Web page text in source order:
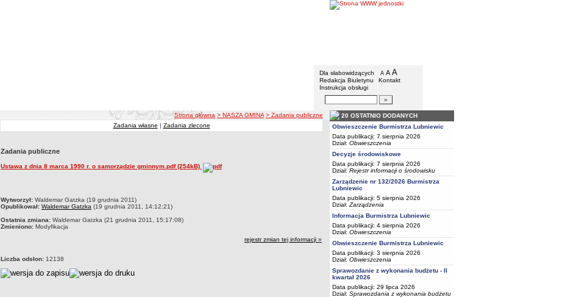
BIP - Urząd Miejski w Lubniewicach
Menu dodatkowe
Dla słabowidzących A pomniejsz czcionkę
A standardowy rozmiar czcionki
A
Redakcja Biuletynu
Kontakt
Instrukcja obsługi
Wyszukiwarka artykułów
ścieżka nawigacji
Strona główna > NASZA GMINA > Zadania publiczne
Zadania własne | Zadania zlecone
Zadania publiczne
Ustawa z dnia 8 marca 1990 r. o samorządzie gminnym.pdf (254kB)
metryczka
Wytworzył: Waldemar Gatzka (19 grudnia 2011)
Opublikował: Waldemar Gatzka (19 grudnia 2011, 14:12:21)
Ostatnia zmiana: Waldemar Gatzka (21 grudnia 2011, 15:17:08)
Zmieniono: Modyfikacja
rejestr zmian tej informacji »
Liczba odsłon: 12138
20 OSTATNIO DODANYCH
Obwieszczenie Burmistrza Lubniewic
Data publikacji: 7 sierpnia 2026
Dział: Obwieszczenia
Decyzje środowiskowe
Data publikacji: 7 sierpnia 2026
Dział: Rejestr informacji o środowisku
Zarządzenie nr 132/2026 Burmistrza
Lubniewic
Data publikacji: 5 sierpnia 2026
Dział: Zarządzenia
Informacja Burmistrza Lubniewic
Data publikacji: 4 sierpnia 2026
Dział: Obwieszczenia
Obwieszczenie Burmistrza Lubniewic
Data publikacji: 3 sierpnia 2026
Dział: Obwieszczenia
Sprawozdanie z wykonania budżetu - II
kwartał 2026
Data publikacji: 29 lipca 2026
Dział: Sprawozdania z wykonania budżetu